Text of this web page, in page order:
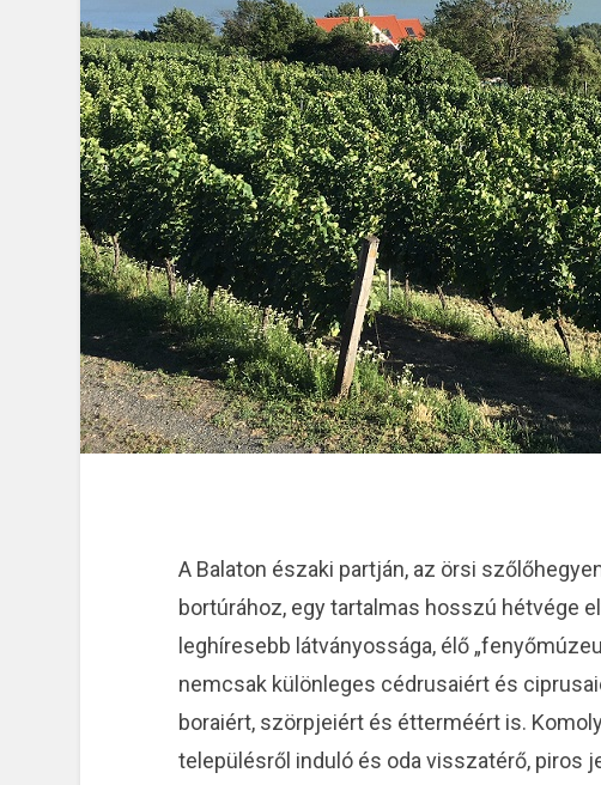
A Balaton északi partján, az örsi
bortúrához, egy tartalmas hosszú hétvége
leghíresebb látványossága, élő
nemcsak különleges cédrusaiért és
boraiért, szörpjeiért és étterméért is.
településről induló és oda visszatérő, piros